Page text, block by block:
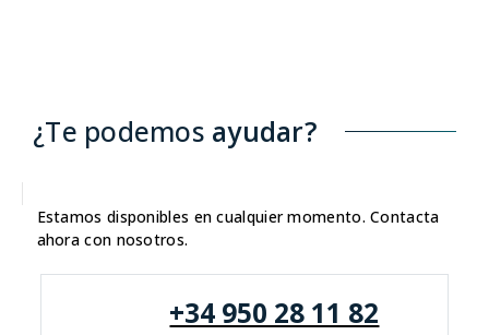
¿Te podemos ayudar?
Estamos disponibles en cualquier momento. Contacta
ahora con nosotros.
+34 950 28 11 82